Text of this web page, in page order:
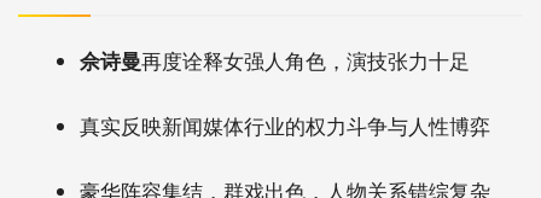
佘诗曼再度诠释女强人角色，演技张力十足
真实反映新闻媒体行业的权力斗争与人性博弈
豪华阵容集结，群戏出色，人物关系错综复杂